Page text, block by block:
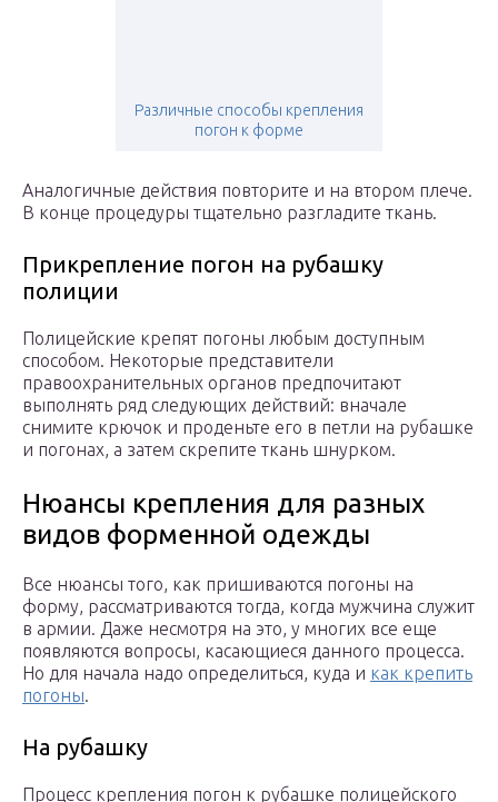
Различные способы крепления
погон к форме
Аналогичные действия повторите и на втором плече.
В конце процедуры тщательно разгладите ткань.
Прикрепление погон на рубашку
полиции
Полицейские крепят погоны любым доступным
способом. Некоторые представители
правоохранительных органов предпочитают
выполнять ряд следующих действий: вначале
снимите крючок и проденьте его в петли на рубашке
и погонах, а затем скрепите ткань шнурком.
Нюансы крепления для разных
видов форменной одежды
Все нюансы того, как пришиваются погоны на
форму, рассматриваются тогда, когда мужчина служит
в армии. Даже несмотря на это, у многих все еще
появляются вопросы, касающиеся данного процесса.
Но для начала надо определиться, куда и как крепить
погоны.
На рубашку
Процесс крепления погон к рубашке полицейского